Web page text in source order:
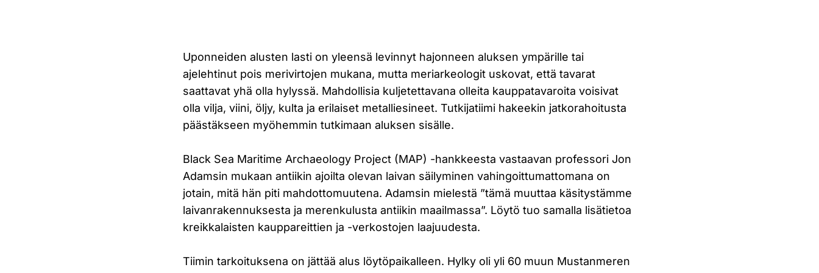
Uponneiden alusten lasti on yleensä levinnyt hajonneen aluksen ympärille tai
ajelehtinut pois merivirtojen mukana, mutta meriarkeologit uskovat, että tavarat
saattavat yhä olla hylyssä. Mahdollisia kuljetettavana olleita kauppatavaroita voisivat
olla vilja, viini, öljy, kulta ja erilaiset metalliesineet. Tutkijatiimi hakeekin jatkorahoitusta
päästäkseen myöhemmin tutkimaan aluksen sisälle.
Black Sea Maritime Archaeology Project (MAP) -hankkeesta vastaavan professori Jon
Adamsin mukaan antiikin ajoilta olevan laivan säilyminen vahingoittumattomana on
jotain, mitä hän piti mahdottomuutena. Adamsin mielestä ”tämä muuttaa käsitystämme
laivanrakennuksesta ja merenkulusta antiikin maailmassa”. Löytö tuo samalla lisätietoa
kreikkalaisten kauppareittien ja -verkostojen laajuudesta.
Tiimin tarkoituksena on jättää alus löytöpaikalleen. Hylky oli yli 60 muun Mustanmeren